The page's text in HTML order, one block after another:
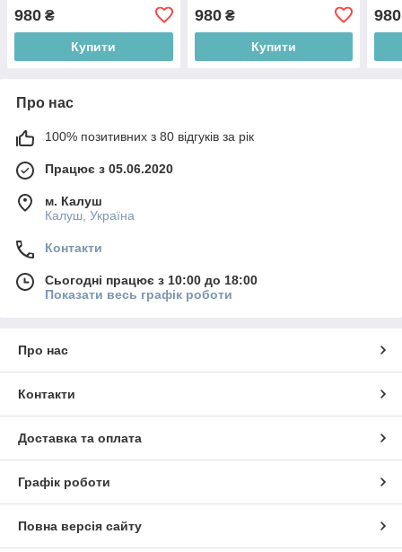
980 ₴
Купити
980₴
Купити
980
Про нас
100% позитивних з 80 відгуків за рік
Працює з 05.06.2020
м. Калуш
Калуш, Україна
Контакти
Сьогодні працює з 10:00 до 18:00
Показати весь графік роботи
Про нас
Контакти
Доставка та оплата
Графік роботи
Повна версія сайту